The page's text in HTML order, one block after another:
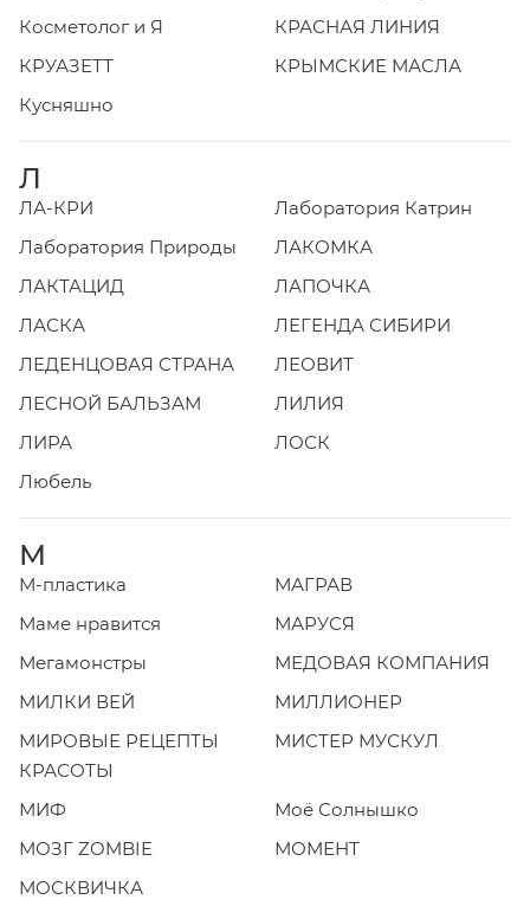
Косметолог и Я
КРАСНАЯ ЛИНИЯ
КРУАЗЕТТ
КРЫМСКИЕ МАСЛА
Кусняшно
Л
ЛА-КРИ
Лаборатория Катрин
Лаборатория Природы
ЛАКОМКА
ЛАКТАЦИД
ЛАПОЧКА
ЛАСКА
ЛЕГЕНДА СИБИРИ
ЛЕДЕНЦОВАЯ СТРАНА
ЛЕОВИТ
ЛЕСНОЙ БАЛЬЗАМ
ЛИЛИЯ
ЛИРА
ЛОСК
Любель
М
М-пластика
МАГРАВ
Маме нравится
МАРУСЯ
Мегамонстры
МЕДОВАЯ КОМПАНИЯ
МИЛКИ ВЕЙ
МИЛЛИОНЕР
МИРОВЫЕ РЕЦЕПТЫ
КРАСОТЫ
МИСТЕР МУСКУЛ
МИФ
Моё Солнышко
МОЗГ ZOMBIE
МОМЕНТ
МОСКВИЧКА